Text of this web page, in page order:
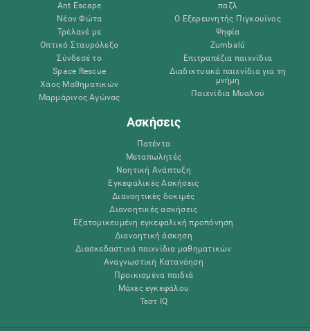
Ant Escape
Νέον Φώτα
Τρέλανέ με
Οπτικό Σταυρόλεξο
Σύνδεσέ το
Space Rescue
Χάος Μαθηματικών
Μαρμάρινος Αγώνας
παζλ
Ο Εξερευνητής Πιγκουίνος
Ψηφία
Zumbalú
Επιτραπέζια παιχνίδια
Διαδικτυακά παιχνίδια για τη
μνήμη
Παιχνίδια Μυαλού
Ασκήσεις
Πατέντα
Μεταπωλητές
Νοητική Ανάπτυξη
Εγκεφαλικές Ασκήσεις
Διανοητικές δοκιμές
Διανοητικές ασκήσεις
Εξατομικευμένη εγκεφαλική προπόνηση
Διανοητική άσκηση
Διασκεδαστικά παιχνίδια μαθηματικών
Αναγνωστική Κατανόηση
Προικισμένα παιδιά
Μάχες εγκεφάλου
Τεστ IQ